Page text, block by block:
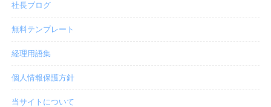
社長ブログ
無料テンプレート
経理用語集
個人情報保護方針
当サイトについて